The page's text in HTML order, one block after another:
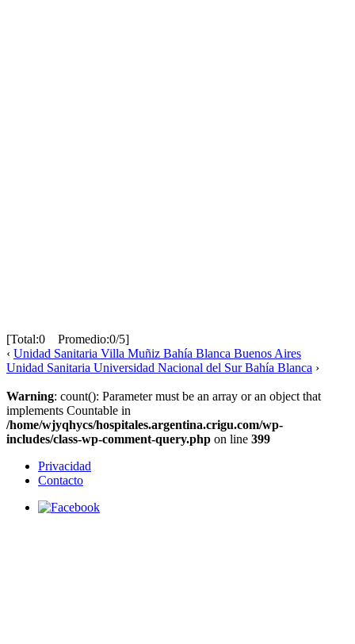
[Total:0 Promedio:0/5]
‹ Unidad Sanitaria Villa Muñiz Bahía Blanca Buenos Aires
Unidad Sanitaria Universidad Nacional del Sur Bahía Blanca ›
Warning: count(): Parameter must be an array or an object that
implements Countable in
/home/wjyqhycs/hospitales.argentina.crigu.com/wp-
includes/class-wp-comment-query.php on line 399
Privacidad
Contacto